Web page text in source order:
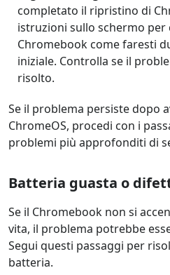
completato il ripristino di
istruzioni sullo schermo
Chromebook come faresti
iniziale. Controlla se il
risolto.
Se il problema persiste dopo
ChromeOS, procedi con i
problemi più approfonditi di
Batteria guasta o
Se il Chromebook non si
vita, il problema potrebbe
Segui questi passaggi per
batteria.